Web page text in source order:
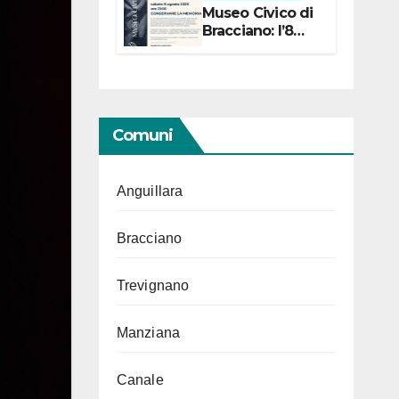
Museo Civico di
Bracciano: l’8
Comuni
Anguillara
Bracciano
Trevignano
Manziana
Canale